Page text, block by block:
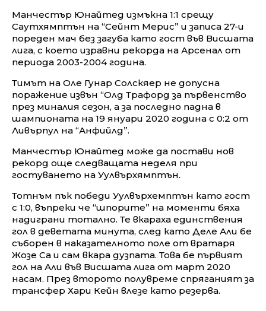
Манчестър Юнайтед измъкна 1:1 срещу
Саутхямптън на “Сейнт Мерис” и записа 27-и
пореден мач без загуба като гост във Висшата
лига, с което изравни рекорда на Арсенал от
периода 2003-2004 година.
Тимът на Оле Гунар Солскяер не допусна
поражение извън “Олд Трафорд за първенство
през миналия сезон, а за последно падна в
шампионата на 19 януари 2020 година с 0:2 от
Ливърпул на “Анфийлд”.
Манчестър Юнайтед може да постави нов
рекорд още следващата неделя при
гостуването на Уулвърхямптън.
Тотнъм пък победи Уулвърхемптън като гост
с 1:0, въпреки че “шпорите” на моменти бяха
надиграни тотално. Те вкараха единствения
гол в деветата минута, след като Деле Али бе
съборен в наказателното поле от вратаря
Жозе Са и сам вкара дузпата. Това бе първият
гол на Али във Висшата лига от март 2020
насам. През второто полувреме спряганият за
трансфер Хари Кейн влезе като резерва.